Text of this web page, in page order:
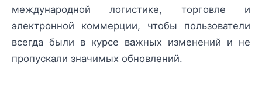
международной логистике, торговле и
электронной коммерции, чтобы пользователи
всегда были в курсе важных изменений и не
пропускали значимых обновлений.